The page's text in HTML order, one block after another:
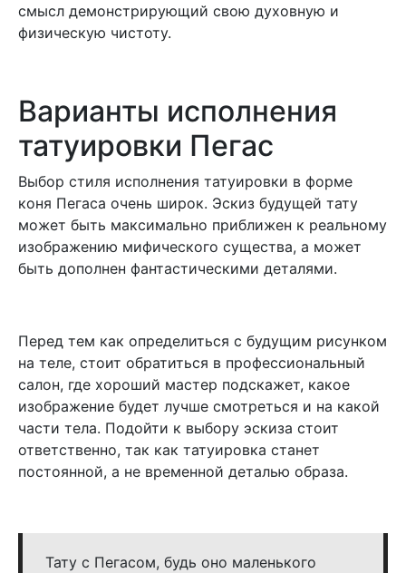
смысл демонстрирующий свою духовную и
физическую чистоту.
Варианты исполнения
татуировки Пегас
Выбор стиля исполнения татуировки в форме
коня Пегаса очень широк. Эскиз будущей тату
может быть максимально приближен к реальному
изображению мифического существа, а может
быть дополнен фантастическими деталями.
Перед тем как определиться с будущим рисунком
на теле, стоит обратиться в профессиональный
салон, где хороший мастер подскажет, какое
изображение будет лучше смотреться и на какой
части тела. Подойти к выбору эскиза стоит
ответственно, так как татуировка станет
постоянной, а не временной деталью образа.
Тату с Пегасом, будь оно маленького